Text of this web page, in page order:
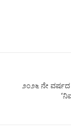
೨೦೨೬ ನೇ ವರ್ಷದ